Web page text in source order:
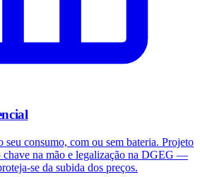
seu consumo, com ou sem bateria. Projeto
chave na mão e legalização na DGEG —
se da subida dos preços.